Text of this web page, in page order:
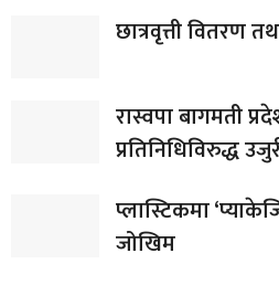
छात्रवृत्ती वितरण
रास्वपा बागमती
प्रतिनिधिविरुद्ध
प्लास्टिकमा
जोखिम